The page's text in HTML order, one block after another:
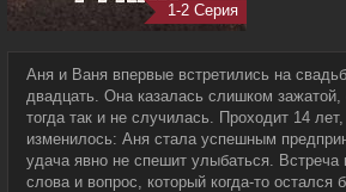
1-2 Серия
Аня и Ваня впервые встретились на
двадцать. Она казалась слишком
тогда так и не случилась. Проходит 14
изменилось: Аня стала успешным
удача явно не спешит улыбаться. Встреча
слова и вопрос, который когда-то